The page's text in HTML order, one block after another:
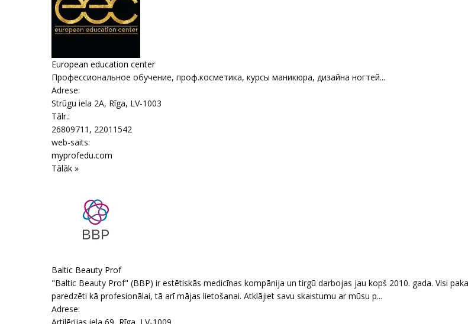
European education center
Профессиональное обучение, проф.косметика, курсы маникюра, дизайна ногтей...
Adrese:
Strūgu iela 2A, Rīga, LV-1003
Tālr.:
26809711, 22011542
web-saits:
myprofedu.com
Tālāk »
Baltic Beauty Prof
"Baltic Beauty Prof" (BBP) ir estētiskās medicīnas kompānija un tirgū darbojas jau kopš 2010. gada. Visi
paredzēti kā profesionālai, tā arī mājas lietošanai. Atklājiet savu skaistumu ar mūsu p...
Adrese: